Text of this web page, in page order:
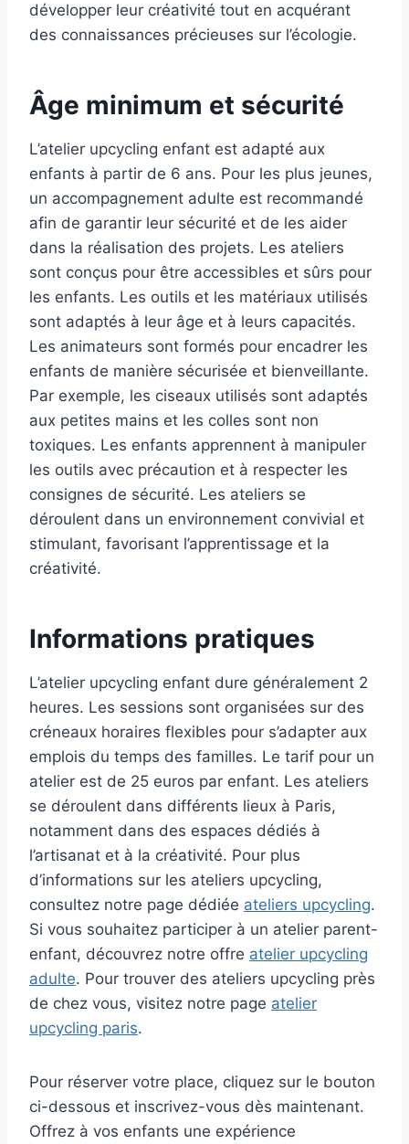
développer leur créativité tout en acquérant
des connaissances précieuses sur l’écologie.
Âge minimum et sécurité
L’atelier upcycling enfant est adapté aux
enfants à partir de 6 ans. Pour les plus jeunes,
un accompagnement adulte est recommandé
afin de garantir leur sécurité et de les aider
dans la réalisation des projets. Les ateliers
sont conçus pour être accessibles et sûrs pour
les enfants. Les outils et les matériaux utilisés
sont adaptés à leur âge et à leurs capacités.
Les animateurs sont formés pour encadrer les
enfants de manière sécurisée et bienveillante.
Par exemple, les ciseaux utilisés sont adaptés
aux petites mains et les colles sont non
toxiques. Les enfants apprennent à manipuler
les outils avec précaution et à respecter les
consignes de sécurité. Les ateliers se
déroulent dans un environnement convivial et
stimulant, favorisant l’apprentissage et la
créativité.
Informations pratiques
L’atelier upcycling enfant dure généralement 2
heures. Les sessions sont organisées sur des
créneaux horaires flexibles pour s’adapter aux
emplois du temps des familles. Le tarif pour un
atelier est de 25 euros par enfant. Les ateliers
se déroulent dans différents lieux à Paris,
notamment dans des espaces dédiés à
l’artisanat et à la créativité. Pour plus
d’informations sur les ateliers upcycling,
consultez notre page dédiée ateliers upcycling.
Si vous souhaitez participer à un atelier parent-
enfant, découvrez notre offre atelier upcycling
adulte. Pour trouver des ateliers upcycling près
de chez vous, visitez notre page atelier
upcycling paris.
Pour réserver votre place, cliquez sur le bouton
ci-dessous et inscrivez-vous dès maintenant.
Offrez à vos enfants une expérience